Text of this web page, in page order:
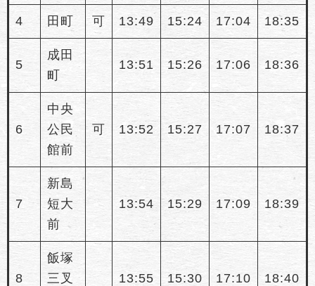
4 田町 可 13:49 15:24 17:04 18:35
5
成田
町
13:51 15:26 17:06 18:36
6
中央
公民
館前
可 13:52 15:27 17:07 18:37
7
新島
短大
前
13:54 15:29 17:09 18:39
8
飯塚
三叉
13:55 15:30 17:10 18:40